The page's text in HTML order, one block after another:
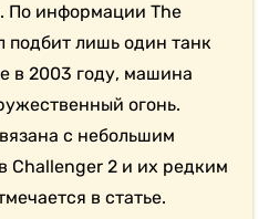
По информации The
подбит лишь один танк
в 2003 году, машина
огонь.
с небольшим
Challenger 2 и их редким
в статье.